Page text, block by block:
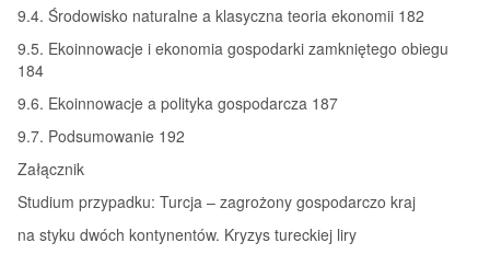
9.4. Środowisko naturalne a klasyczna teoria ekonomii 182
9.5. Ekoinnowacje i ekonomia gospodarki zamkniętego obiegu
184
9.6. Ekoinnowacje a polityka gospodarcza 187
9.7. Podsumowanie 192
Załącznik
Studium przypadku: Turcja – zagrożony gospodarczo kraj
na styku dwóch kontynentów. Kryzys tureckiej liry